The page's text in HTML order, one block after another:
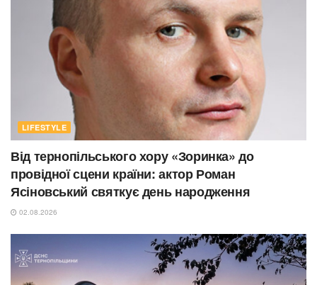
LIFESTYLE
Від тернопільського хору «Зоринка» до
провідної сцени країни: актор Роман
Ясіновський святкує день народження
02.08.2026